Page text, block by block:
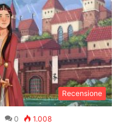
Recensione
0 1.008